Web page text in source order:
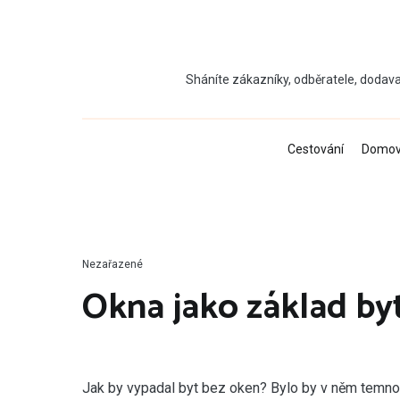
Sháníte zákazníky, odběratele,
Cestování
Nezařazené
Okna jako základ
Jak by vypadal byt bez oken? Bylo by v něm